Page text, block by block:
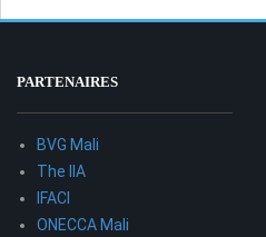
PARTENAIRES
BVG Mali
The IIA
IFACI
ONECCA Mali